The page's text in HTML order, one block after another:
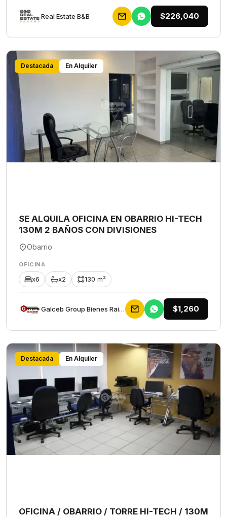
Rеаl Еstаtе В&В $226,040
Destacada En Alquiler
SE ALQUILA OFICINA EN OBARRIO HI-TECH
130M 2 BAÑOS CON DIVISIONES
Obarrio
OFICINA
x6 x2 130 m²
Galceb Group Bienes Raices $1,260
Destacada En Alquiler
OFICINA / OBARRIO / TORRE HI-TECH / 130M